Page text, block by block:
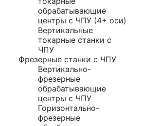
обрабатывающие
центры с ЧПУ (4+ оси)
Вертикальные
токарные станки с
ЧПУ
Фрезерные станки с ЧПУ
Вертикально-
фрезерные
обрабатывающие
центры с ЧПУ
Горизонтально-
фрезерные